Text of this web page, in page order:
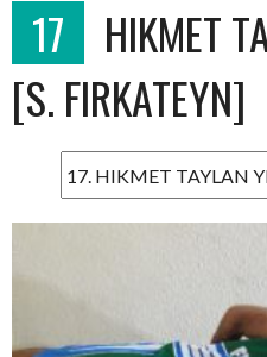
17
HIKMET
[S. FIRKATEYN]